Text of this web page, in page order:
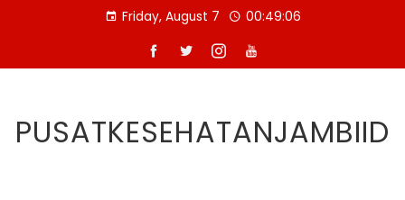
Friday, August 7 00:49:07
PUSATKESEHATANJAMBIID